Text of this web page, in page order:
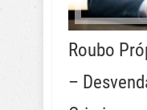
Roubo
–